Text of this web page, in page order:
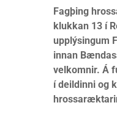
Fagþing
klukkan 13 í
upplýsingum
innan
velkomnir. Á
í deildinni og